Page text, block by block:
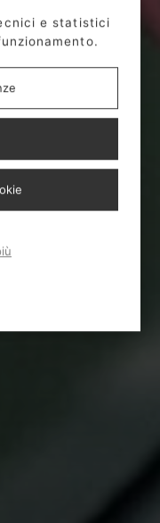
e statistici